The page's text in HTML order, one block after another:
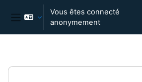
Passer au contenu principal
Panneau latéral
Vous êtes connecté
anonymement